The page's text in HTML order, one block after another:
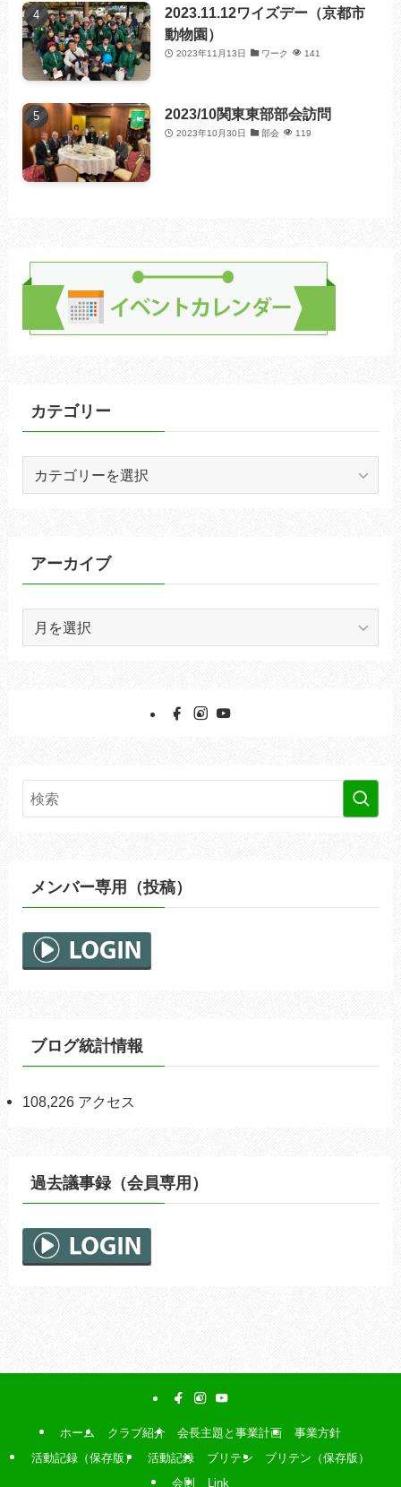
2023.11.12ワイズデー（京都市
動物園）
2023年11月13日 ワーク 141
2023/10関東東部部会訪問
2023年10月30日 部会 119
カテゴリー
ーアーカイブ
メンバー専用（投稿）
ブログ統計情報
108,226 アクセス
過去議事録（会員専用）
ホーム クラブ紹介 会長主題と事業計画
事業方針
活動記録（保存版）
活動記録 ブリテン
ブリテン（保存版）
会則
Link